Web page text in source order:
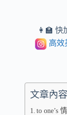
👩‍🏫 快
高效
文章內
to one’s